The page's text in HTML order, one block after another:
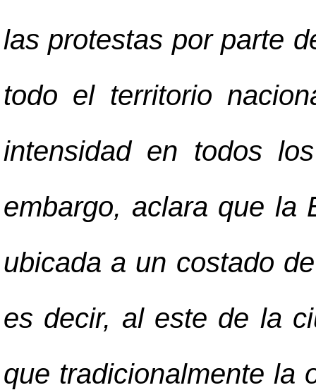
las protestas por parte
todo el territorio
intensidad en todos
embargo, aclara que la
ubicada a un costado
es decir, al este de la
que tradicionalmente la